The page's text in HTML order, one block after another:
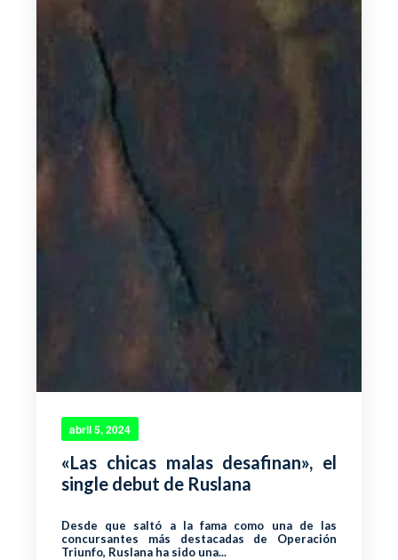
abril 5, 2024
«Las chicas malas desafinan», el
single debut de Ruslana
Desde que saltó a la fama como una de las
concursantes más destacadas de Operación
Triunfo, Ruslana ha sido una...